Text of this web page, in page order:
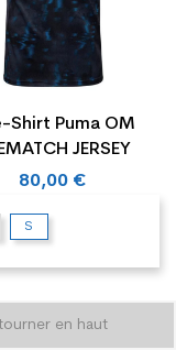
Shirt Puma OM
JERSEY
80,00 €
S
en haut